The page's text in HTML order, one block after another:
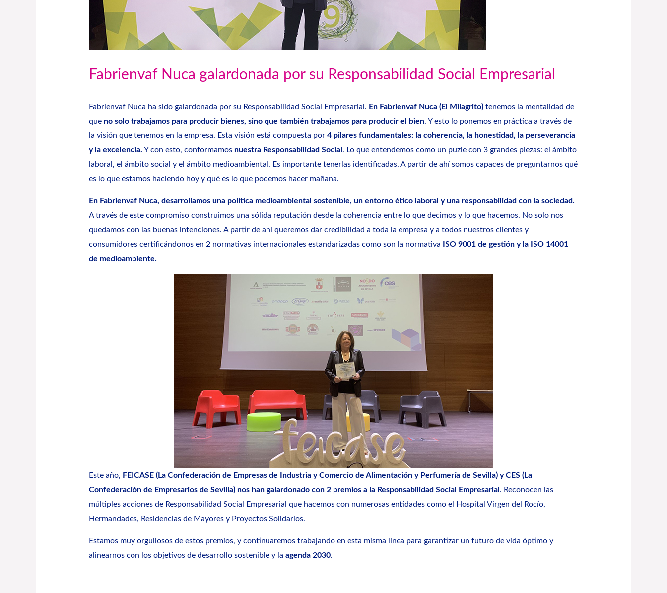
Fabrienvaf Nuca galardonada por su Responsabilidad Social Empresarial
Fabrienvaf Nuca ha sido galardonada por su Responsabilidad Social Empresarial. En Fabrienvaf Nuca (El Milagrito)tenemos la mentalidad de
que no solo trabajamos para producir bienes, sino que también trabajamos para producir el bien. Y esto lo ponemos en práctica a través de
la visión que tenemos en la empresa. Esta visión está compuesta por 4 pilares fundamentales: la coherencia, la honestidad, la perseverancia
y la excelencia. Y con esto, conformamosnuestra Responsabilidad Social . Lo que entendemos como un puzle con 3 grandes piezas: el ámbito
laboral, el ámbito social y el ámbito medioambiental. Es importante tenerlas identificadas. A partir de ahí somos capaces de preguntarnos qué
es lo que estamos haciendo hoy y qué es lo que podemos hacer mañana.
En Fabrienvaf Nuca, desarrollamos una política medioambiental sostenible, un entorno ético laboral y una responsabilidad con la sociedad.
A través de este compromiso construimos una sólida reputación desde la coherencia entre lo que decimos y lo que hacemos. No solo nos
quedamos con las buenas intenciones. A partir de ahí queremos dar credibilidad a toda la empresa y a todos nuestros clientes y
consumidores certificándonos en 2 normativas internacionales estandarizadas como son la normativa ISO 9001 de gestión y la ISO 14001
de medioambiente.
Este año, FEICASE (La Confederación de Empresas de Industria y Comercio de Alimentación y Perfumería de Sevilla) y CES (La
Confederación de Empresarios de Sevilla) nos han galardonado con 2 premios a la Responsabilidad Social Empresarial . Reconocen las
múltiples acciones de Responsabilidad Social Empresarial que hacemos con numerosas entidades como el Hospital Virgen del Rocío,
Hermandades, Residencias de Mayores y Proyectos Solidarios.
Estamos muy orgullosos de estos premios, y continuaremos trabajando en esta misma línea para garantizar un futuro de vida óptimo y
alinearnos con los objetivos de desarrollo sostenible y la agenda 2030.